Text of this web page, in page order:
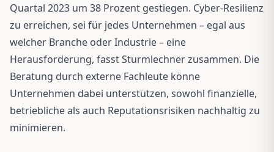
Quartal 2023 um 38 Prozent gestiegen. Cyber-Resilienz
zu erreichen, sei für jedes Unternehmen – egal aus
welcher Branche oder Industrie – eine
Herausforderung, fasst Sturmlechner zusammen. Die
Beratung durch externe Fachleute könne
Unternehmen dabei unterstützen, sowohl finanzielle,
betriebliche als auch Reputationsrisiken nachhaltig zu
minimieren.